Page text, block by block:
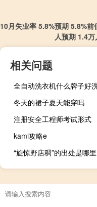
月失业率 5.8%预期 5.8%
人预期 1.4
相关问题
冬天的裙子夏天能穿吗
注册安全工程师考试形式
kami攻略e
“旋惊野店稠”的出处是哪里